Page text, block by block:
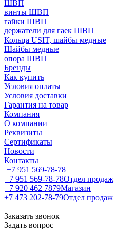
ШВП
винты ШВП
гайки ШВП
держатели для гаек ШВП
Кольца USIT, шайбы медные
Шайбы медные
опора ШВП
Бренды
Как купить
Условия оплаты
Условия доставки
Гарантия на товар
Компания
О компании
Реквизиты
Сертификаты
Новости
Контакты
+7 951 569-78-78
+7 951 569-78-78Отдел продаж
+7 920 462 7879Магазин
+7 473 202-78-79Отдел продаж
Заказать звонок
Задать вопрос